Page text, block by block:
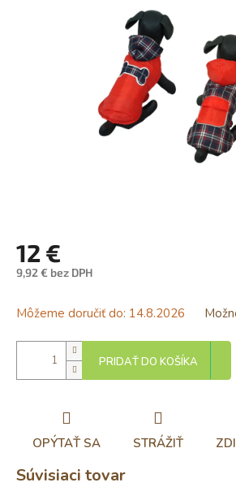
12 €
9,92 € bez DPH
cena:
Môžeme doručiť do: 14.8.2026
PRIDAŤ DO KOŠÍKA
OPÝTAŤ SA STRÁŽIŤ
Súvisiaci tovar